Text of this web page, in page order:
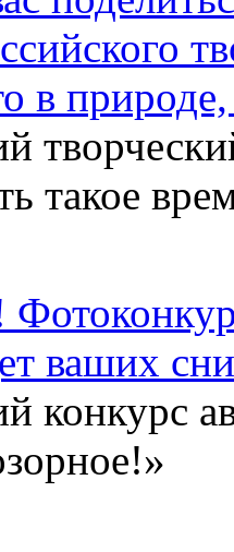
в
такое
ваших
конкурс